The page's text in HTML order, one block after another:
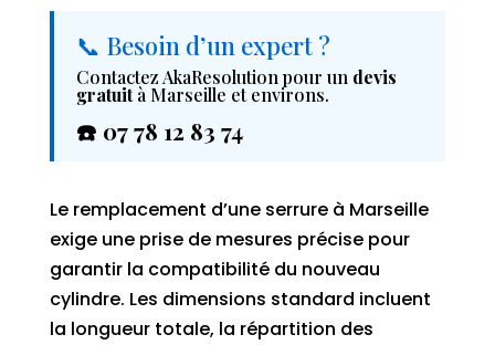
📞 Besoin d’un expert ?
Contactez AkaResolution pour un devis
gratuità Marseille et environs.
☎️ 07 78 12 83 74
Le remplacement d’une serrure à Marseille
exige une prise de mesures précise pour
garantir la compatibilité du nouveau
cylindre. Les dimensions standard incluent
la longueur totale, la répartition des